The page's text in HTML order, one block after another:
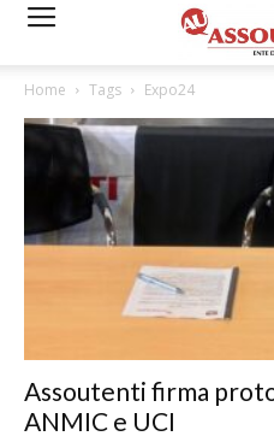
Home Tags Expo24
Assoutenti firma
ANMIC e UCI